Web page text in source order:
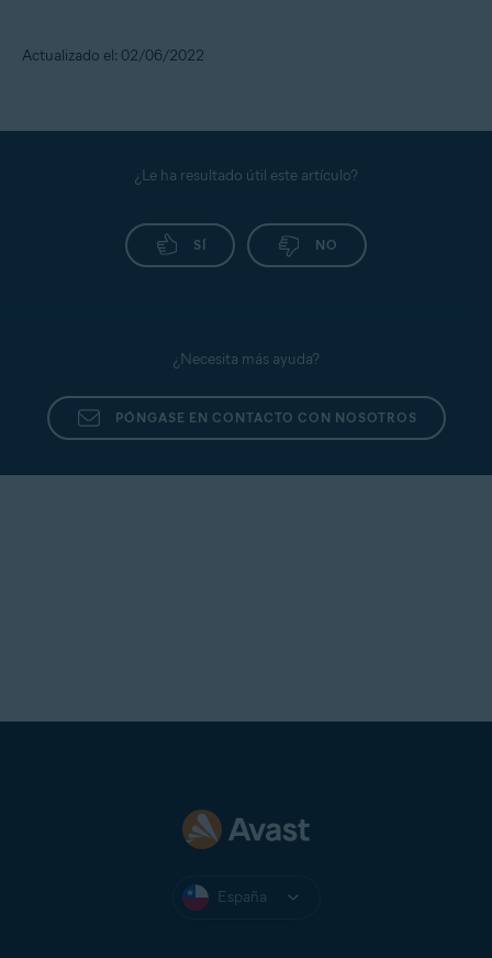
Actualizado el: 02/06/2022
¿Le ha resultado útil este artículo?
SÍ NO
¿Necesita más ayuda?
PÓNGASE EN CONTACTO CON NOSOTROS
España